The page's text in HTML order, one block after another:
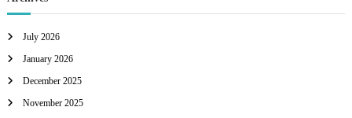
July 2026
January 2026
December 2025
November 2025